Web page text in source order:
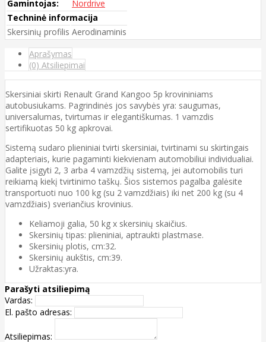
Gamintojas:
Nordrive
Techninė informacija
Skersinių profilis Aerodinaminis
Aprašymas
(0) Atsiliepimai
Skersiniai skirti Renault Grand Kangoo 5p krovininiams
autobusiukams. Pagrindinės jos savybės yra: saugumas,
universalumas, tvirtumas ir elegantiškumas. 1 vamzdis
sertifikuotas 50 kg apkrovai.
Sistemą sudaro plieniniai tvirti skersiniai, tvirtinami su skirtingais
adapteriais, kurie pagaminti kiekvienam automobiliui individualiai.
Galite įsigyti 2, 3 arba 4 vamzdžių sistemą, jei automobilis turi
reikiamą kiekį tvirtinimo taškų. Šios sistemos pagalba galėsite
transportuoti nuo 100 kg (su 2 vamzdžiais) iki net 200 kg (su 4
vamzdžiais) sveriančius krovinius.
Keliamoji galia, 50 kg x skersinių skaičius.
Skersinių tipas: plieniniai, aptraukti plastmase.
Skersinių plotis, cm:32.
Skersinių aukštis, cm:39.
Užraktas:yra.
Parašyti atsiliepimą
Vardas:
El. pašto adresas:
Atsiliepimas: